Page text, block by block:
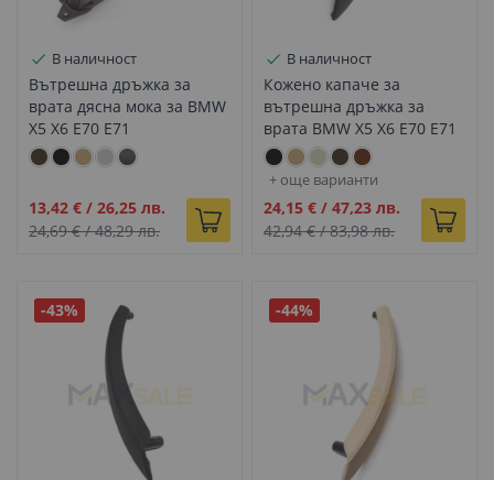
В наличност
Вътрешна дръжка за
врата дясна мока за BMW
X5 X6 E70 E71
Промо
цена
13,42 € / 26,25 лв.
24,69 €/48,29 лв.
В наличност
Кожено капаче за
вътрешна дръжка за
врата BMW X5 X6 E70 E71
черно ляво
+ още варианти
Промо
цена
24,15 € /47,23 лв.
42,94 €/83,98 лв.
-43% -44%